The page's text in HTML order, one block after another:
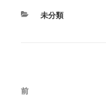
カ
未分類
投
前
前